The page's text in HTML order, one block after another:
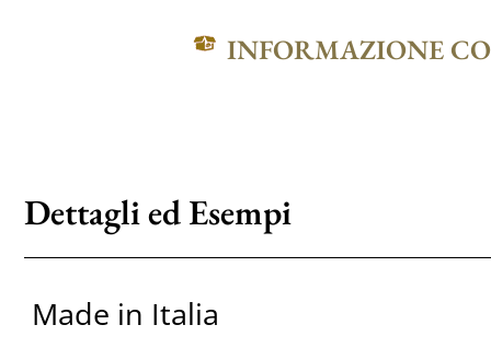
INFORMAZIONE
Dettagli ed Esempi
Made in Italia